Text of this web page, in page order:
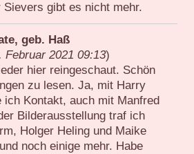
Sievers gibt es nicht mehr.
geb. Haß
Februar 2021 09:13)
hier reingeschaut. Schön
zu lesen. Ja, mit Harry
ich Kontakt, auch mit Manfred
Bilderausstellung traf ich
Holger Heling und Maike
noch einige mehr. Habe